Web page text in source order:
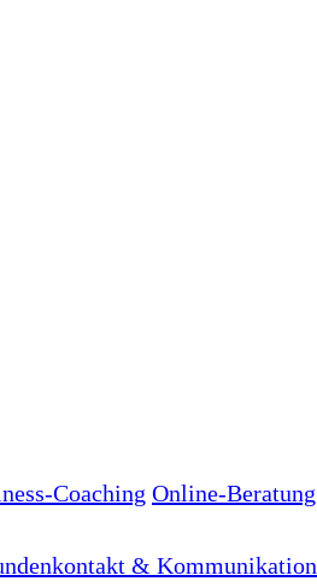
Coaching Online-Beratung
& Kommunikation